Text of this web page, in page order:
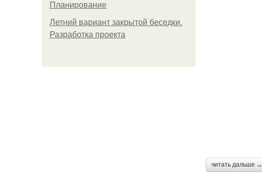
Планирование
Летний вариант закрытой беседки.
Разработка проекта
читать дальше →